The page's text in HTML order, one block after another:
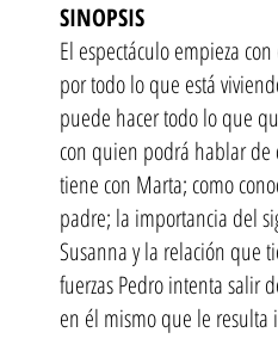
SINOPSIS
El espectáculo empieza
por todo lo que está
puede hacer todo lo que
con quien podrá hablar de
tiene con Marta; como
padre; la importancia del
Susanna y la relación que
fuerzas Pedro intenta salir
en él mismo que le resulta